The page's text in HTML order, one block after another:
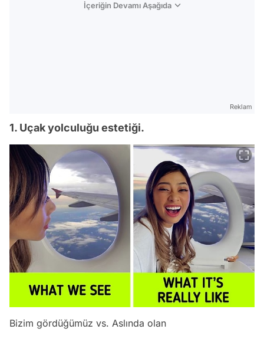
İçeriğin Devamı Aşağıda
Reklam
1. Uçak yolculuğu estetiği.
Bizim gördüğümüz vs. Aslında olan